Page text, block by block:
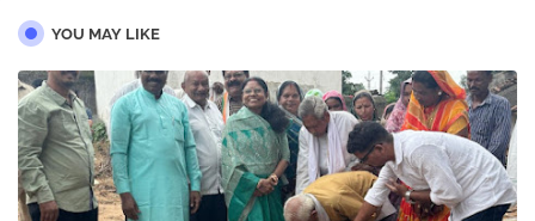
YOU MAY LIKE